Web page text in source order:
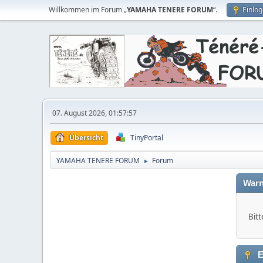
Willkommen im Forum „YAMAHA TENERE FORUM“.
07. August 2026, 01:57:57
Übersicht TinyPortal
YAMAHA TENERE FORUM ► Forum